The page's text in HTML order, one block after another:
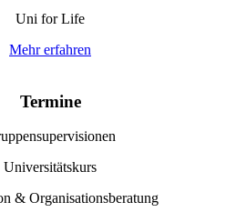
Uni for Life
Mehr erfahren
Termine
Universitätskurs
& Organisationsberatung